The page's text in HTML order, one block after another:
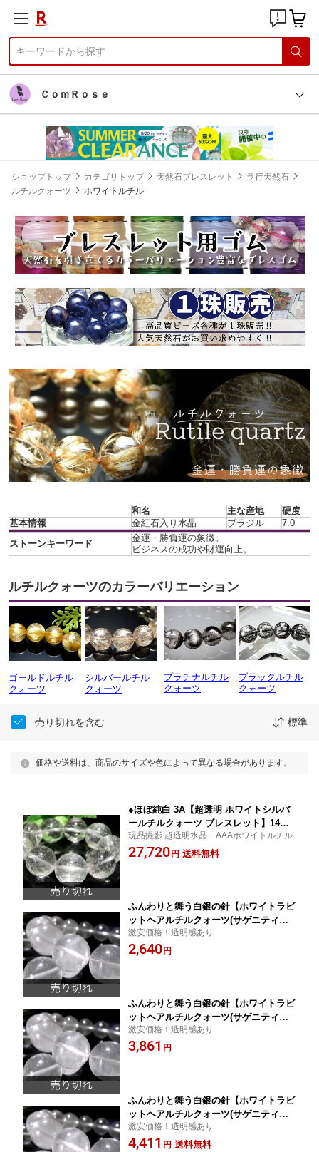
ＣｏｍＲｏｓｅ
ショップトップ カテゴリトップ 天然石ブレスレット
ラ行天然石
ルチルクォーツ
ホワイトルチル
和名 主な産地
硬度
基本情報
金紅石入り水晶 ブラジル
7.0
ストーンキーワード
金運・勝負運の象徴。
ビジネスの成功や財運向上。
ルチルクォーツのカラーバリエーション
ゴールドルチル
クォーツ
シルバールチル
クォーツ
プラチナルチル
クォーツ
ブラックルチル
クォーツ
売り切れを含む 標準
価格や送料は、商品のサイズや色によって異なる場合があります。
●ほぼ純白 3A【超透明 ホワイトシルバ
ールチルクォーツ ブレスレット】14m
m-14.5mm×15珠 希少な超透明水晶ホワ
イトルチル パワーストーン【ブラジル
現品撮影 超透明水晶 AAAホワイトルチル
27,720 円 送料無料
ふんわりと舞う白銀の針【ホワイトラビ
ットヘアルチルクォーツ(サゲニティッ
ク クォーツ) ブレスレット】7mm-7.5m
m×26珠前後 心身浄化と幸運招来の希少
激安価格！透明感あり
2,640 円
ふんわりと舞う白銀の針【ホワイトラビ
ットヘアルチルクォーツ(サゲニティッ
ク クォーツ) ブレスレット】8.5mm-9m
m×22珠前後 心身浄化と幸運招来の希少
激安価格！透明感あり
3,861 円
ふんわりと舞う白銀の針【ホワイトラビ
ットヘアルチルクォーツ(サゲニティッ
ク クォーツ) ブレスレット】9mm-9.5m
m×21珠前後 心身浄化と幸運招来の希少
激安価格！透明感あり
4,411 円 送料無料